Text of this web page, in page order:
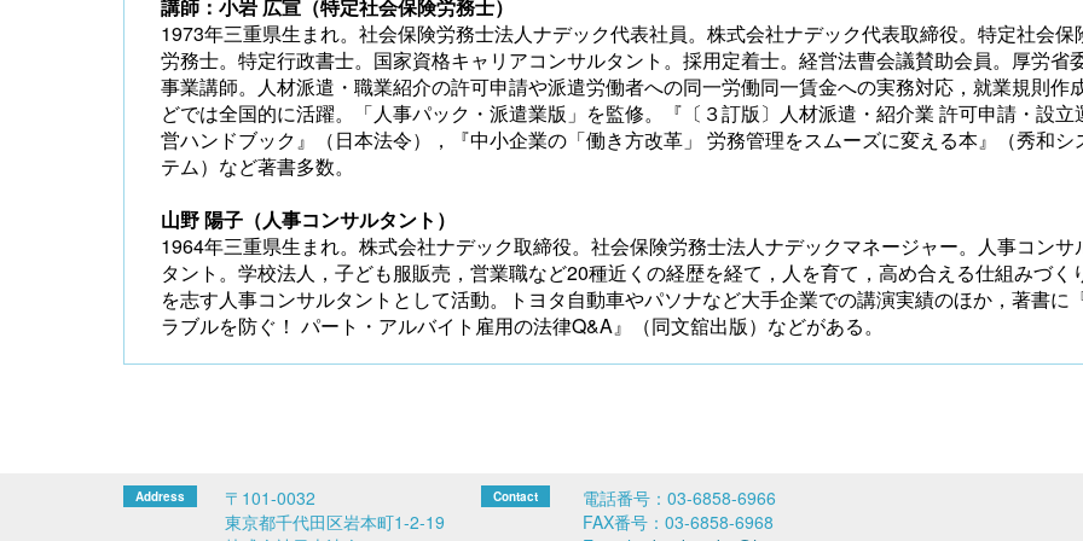
講師：小岩 広宣（特定社会保険労務士）
1973年三重県生まれ。社会保険労務士法人ナデック代表社員。株式会社ナデック代表取締役。特定社会保
労務士。特定行政書士。国家資格キャリアコンサルタント。採用定着士。経営法曹会議賛助会員。厚労省
事業講師。人材派遣・職業紹介の許可申請や派遣労働者への同一労働同一賃金への実務対応，就業規則作
どでは全国的に活躍。「人事パック・派遣業版」を監修。『〔３訂版〕人材派遣・紹介業 許可申請・設立
営ハンドブック』（日本法令），『中小企業の「働き方改革」 労務管理をスムーズに変える本』（秀和シ
テム）など著書多数。
山野 陽子（人事コンサルタント）
1964年三重県生まれ。株式会社ナデック取締役。社会保険労務士法人ナデックマネージャー。人事コンサ
タント。学校法人，子ども服販売，営業職など20種近くの経歴を経て，人を育て，高め合える仕組みづく
を志す人事コンサルタントとして活動。トヨタ自動車やパソナなど大手企業での講演実績のほか，著書に
ラブルを防ぐ！ パート・アルバイト雇用の法律Q&A』（同文舘出版）などがある。
〒101-0032
東京都千代田区岩本町1-2-19
電話番号：03-6858-6966
FAX番号：03-6858-6968